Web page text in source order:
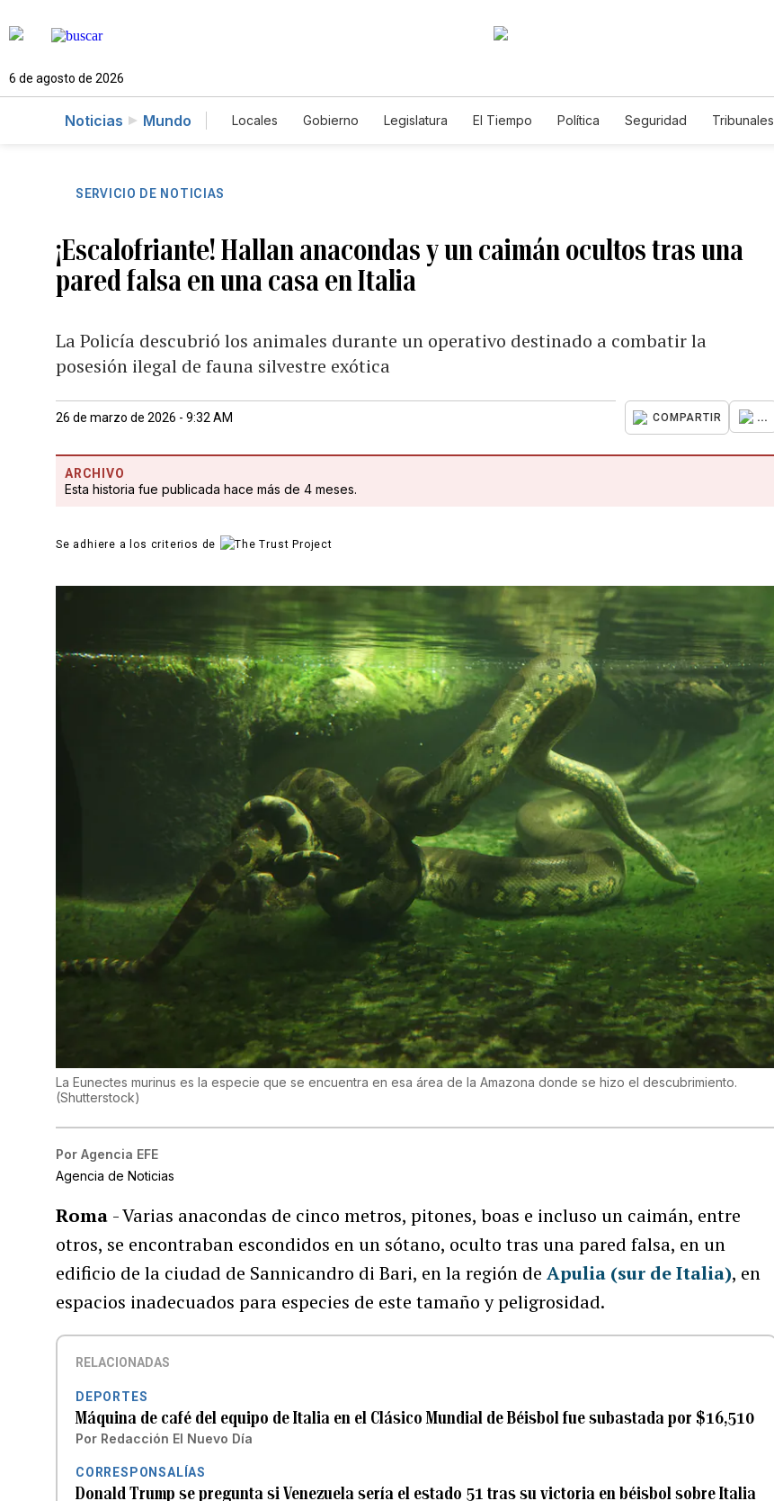
6 de agosto de 2026
Noticias Mundo Locales Gobierno Legislatura El Tiempo Política Seguridad Tribunales
SERVICIO DE NOTICIAS
¡Escalofriante! Hallan anacondas y un caimán ocultos tras una
pared falsa en una casa en Italia
La Policía descubrió los animales durante un operativo destinado a combatir la
posesión ilegal de fauna silvestre exótica
26 de marzo de 2026 - 9:32 AM COMPARTIR ...
ARCHIVO
Esta historia fue publicada hace más de 4 meses.
Se adhiere a los criterios de
La Eunectes murinus es la especie que se encuentra en esa área de la Amazona donde se hizo el descubrimiento.
(Shutterstock)
Por Agencia EFE
Agencia de Noticias
Roma - Varias anacondas de cinco metros, pitones, boas e incluso un caimán, entre
otros, se encontraban escondidos en un sótano, oculto tras una pared falsa, en un
edificio de la ciudad de Sannicandro di Bari, en la región deApulia (sur de Italia), en
espacios ​​inadecuados para especies de este tamaño y peligrosidad.
RELACIONADAS
DEPORTES
Máquina de café del equipo de Italia en el Clásico Mundial de Béisbol fue subastada por $16,510
Por Redacción El Nuevo Día
CORRESPONSALÍAS
Donald Trump se pregunta si Venezuela sería el estado 51 tras su victoria en béisbol sobre Italia